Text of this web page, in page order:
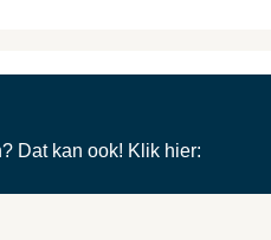
Dat kan ook! Klik hier: